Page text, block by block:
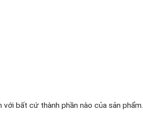
bất cứ thành phần nào của sản phẩm.